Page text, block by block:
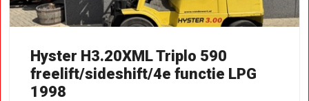
Hyster H3.20XML Triplo 590
freelift/sideshift/4e functie LPG
1998